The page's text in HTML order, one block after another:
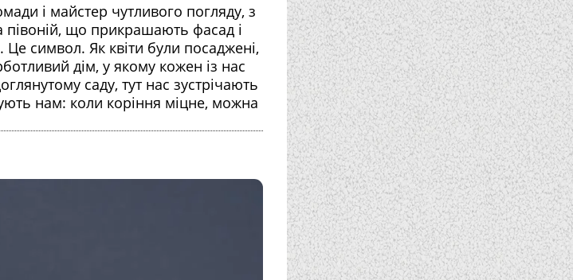
і майстер чутливого погляду, з
півоній, що прикрашають фасад і
символ. Як квіти були посаджені,
дім, у якому кожен із нас
саду, тут нас зустрічають
нам: коли коріння міцне, можна